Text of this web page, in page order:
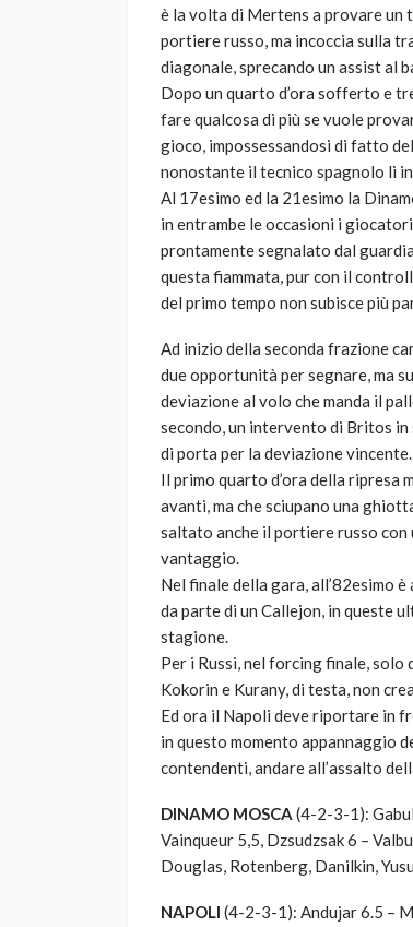
è la volta di Mertens a provare un
portiere russo, ma incoccia sulla
diagonale, sprecando un assist al
Dopo un quarto d’ora sofferto e
fare qualcosa di più se vuole
gioco, impossessandosi di fatto
nonostante il tecnico spagnolo li
Al 17esimo ed la 21esimo la
in entrambe le occasioni i
prontamente segnalato dal
questa fiammata, pur con il
del primo tempo non subisce più
Ad inizio della seconda frazione
due opportunità per segnare, ma
deviazione al volo che manda il
secondo, un intervento di Britos
di porta per la deviazione vincente.
Il primo quarto d’ora della ripresa
avanti, ma che sciupano una
saltato anche il portiere russo
vantaggio.
Nel finale della gara, all’82esimo
da parte di un Callejon, in queste
stagione.
Per i Russi, nel forcing finale,
Kokorin e Kurany, di testa, non
Ed ora il Napoli deve riportare in
in questo momento appannaggio
contendenti, andare all’assalto
DINAMO MOSCA (4-2-3-1):
Vainqueur 5,5, Dzsudzsak 6 –
Douglas, Rotenberg, Danilkin,
NAPOLI (4-2-3-1): Andujar 6.5 –